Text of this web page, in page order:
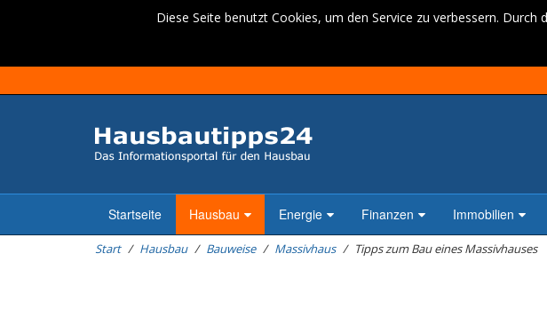
Diese Seite benutzt Cookies, um den Service zu verbessern.
Startseite Hausbau Energie Finanzen Immobilien
Start Hausbau Bauweise Massivhaus Tipps zum Bau eines Massivhauses